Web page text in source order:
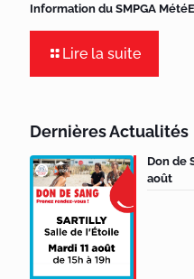
Information du SMPGA
Lire la suite
Dernières Actualités
Don de
août